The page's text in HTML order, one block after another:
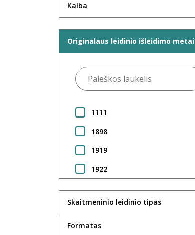
Kalba
Originalaus leidinio išleidimo metai
1111
1898
1919
1922
1924
1925
Skaitmeninio leidinio tipas
Formatas